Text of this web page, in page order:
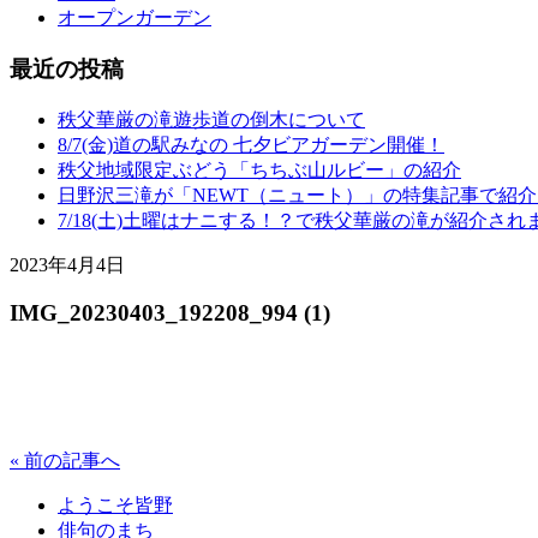
オープンガーデン
最近の投稿
秩父華厳の滝遊歩道の倒木について
8/7(金)道の駅みなの 七夕ビアガーデン開催！
秩父地域限定ぶどう「ちちぶ山ルビー」の紹介
日野沢三滝が「NEWT（ニュート）」の特集記事で紹介
7/18(土)土曜はナニする！？で秩父華厳の滝が紹介され
2023年4月4日
IMG_20230403_192208_994 (1)
« 前の記事へ
ようこそ皆野
俳句のまち